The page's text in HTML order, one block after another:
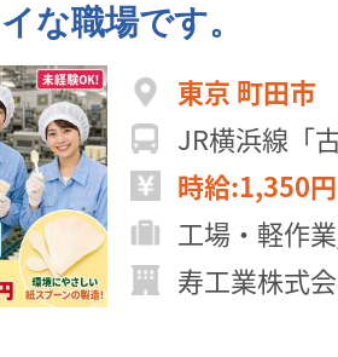
な職場です。
東京 町田市
JR横浜線「
時給:1,350
工場・軽作
寿工業株式